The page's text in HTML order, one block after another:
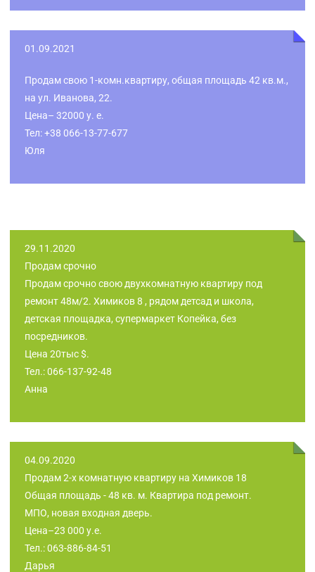
01.09.2021
Продам свою 1-комн.квартиру, общая площадь 42 кв.м.,
на ул. Иванова, 22.
Цена– 32000 у. е.
Тел: +38 066-13-77-677
Юля
29.11.2020
Продам срочно
Продам срочно свою двухкомнатную квартиру под
ремонт 48м/2. Химиков 8 , рядом детсад и школа,
детская площадка, супермаркет Копейка, без
посредников.
Цена 20тыс $.
Тел.: 066-137-92-48
Анна
04.09.2020
Продам 2-х комнатную квартиру на Химиков 18
Общая площадь - 48 кв. м. Квартира под ремонт.
МПО, новая входная дверь.
Цена–23 000 у.е.
Тел.: 063-886-84-51
Дарья